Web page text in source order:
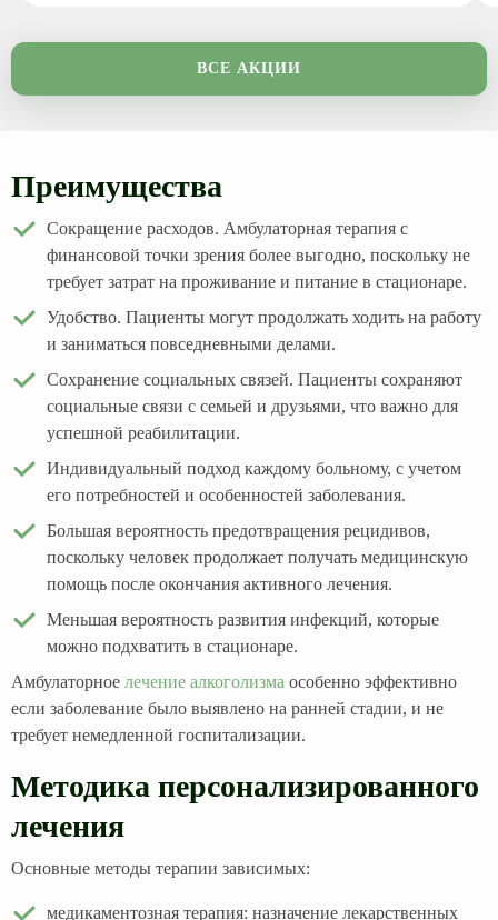
ВСЕ АКЦИИ
Преимущества
Сокращение расходов. Амбулаторная терапия с
финансовой точки зрения более выгодно, поскольку не
требует затрат на проживание и питание в стационаре.
Удобство. Пациенты могут продолжать ходить на работу
и заниматься повседневными делами.
Сохранение социальных связей. Пациенты сохраняют
социальные связи с семьей и друзьями, что важно для
успешной реабилитации.
Индивидуальный подход каждому больному, с учетом
его потребностей и особенностей заболевания.
Большая вероятность предотвращения рецидивов,
поскольку человек продолжает получать медицинскую
помощь после окончания активного лечения.
Меньшая вероятность развития инфекций, которые
можно подхватить в стационаре.
Амбулаторное лечение алкоголизма особенно эффективно
если заболевание было выявлено на ранней стадии, и не
требует немедленной госпитализации.
Методика персонализированного
лечения
Основные методы терапии зависимых:
медикаментозная терапия: назначение лекарственных